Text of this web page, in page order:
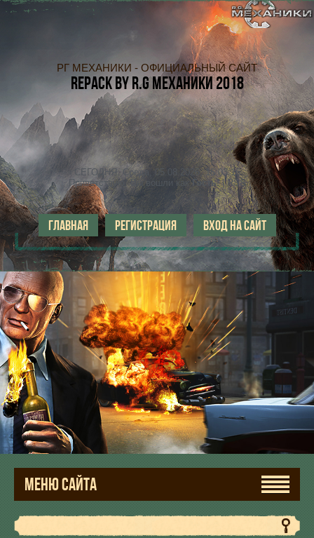
РГ МЕХАНИКИ - ОФИЦИАЛЬНЫЙ САЙТ
REPACKBY R.G МЕХАНИКИ 2018
СЕГОДНЯ: Среда, 05.08.2026, 16:03:16
Приветствую, Вы вошли как
Гость!| RSS
ГЛАВНАЯ РЕГИСТРАЦИЯ ВХОД НА САЙТ
МЕНЮ САЙТА